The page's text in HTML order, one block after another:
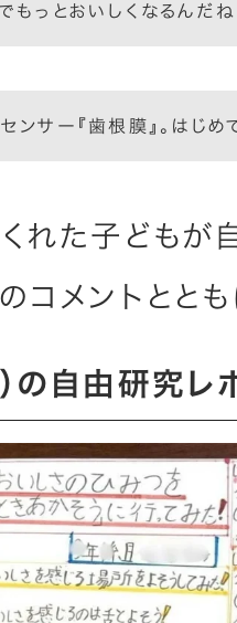
もっとおいしくなるんだね
ンサー『歯根膜』。はじめ
くれた子どもが
コメントとと
の自由研究レ